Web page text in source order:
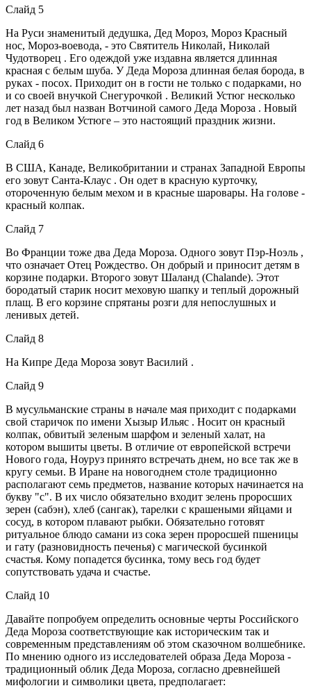
Слайд 5
На Руси знаменитый дедушка, Дед Мороз, Мороз Красный
нос, Мороз-воевода, - это Святитель Николай, Николай
Чудотворец . Его одеждой уже издавна является длинная
красная с белым шуба. У Деда Мороза длинная белая борода, в
руках - посох. Приходит он в гости не только с подарками, но
и со своей внучкой Снегурочкой . Великий Устюг несколько
лет назад был назван Вотчиной самого Деда Мороза . Новый
год в Великом Устюге – это настоящий праздник жизни.
Слайд 6
В США, Канаде, Великобритании и странах Западной Европы
его зовут Санта-Клаус . Он одет в красную курточку,
отороченную белым мехом и в красные шаровары. На голове -
красный колпак.
Слайд 7
Во Франции тоже два Деда Мороза. Одного зовут Пэр-Ноэль ,
что означает Отец Рождество. Он добрый и приносит детям в
корзине подарки. Второго зовут Шаланд (Chalande). Этот
бородатый старик носит меховую шапку и теплый дорожный
плащ. В его корзине спрятаны розги для непослушных и
ленивых детей.
Слайд 8
На Кипре Деда Мороза зовут Василий .
Слайд 9
В мусульманские страны в начале мая приходит с подарками
свой старичок по имени Хызыр Ильяс . Носит он красный
колпак, обвитый зеленым шарфом и зеленый халат, на
котором вышиты цветы. В отличие от европейской встречи
Нового года, Ноуруз принято встречать днем, но все так же в
кругу семьи. В Иране на новогоднем столе традиционно
располагают семь предметов, название которых начинается на
букву "с". В их число обязательно входит зелень проросших
зерен (сабэн), хлеб (сангак), тарелки с крашеными яйцами и
сосуд, в котором плавают рыбки. Обязательно готовят
ритуальное блюдо самани из сока зерен проросшей пшеницы
и гату (разновидность печенья) с магической бусинкой
счастья. Кому попадется бусинка, тому весь год будет
сопутствовать удача и счастье.
Слайд 10
Давайте попробуем определить основные черты Российского
Деда Мороза соответствующие как историческим так и
современным представлениям об этом сказочном волшебнике.
По мнению одного из исследователей образа Деда Мороза -
традиционный облик Деда Мороза, согласно древнейшей
мифологии и символики цвета, предполагает: